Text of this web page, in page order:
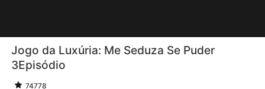
Jogo da Luxúria: Me Seduza Se Puder
3Episódio
74778